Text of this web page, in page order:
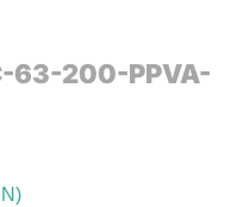
63-200-PPVA-